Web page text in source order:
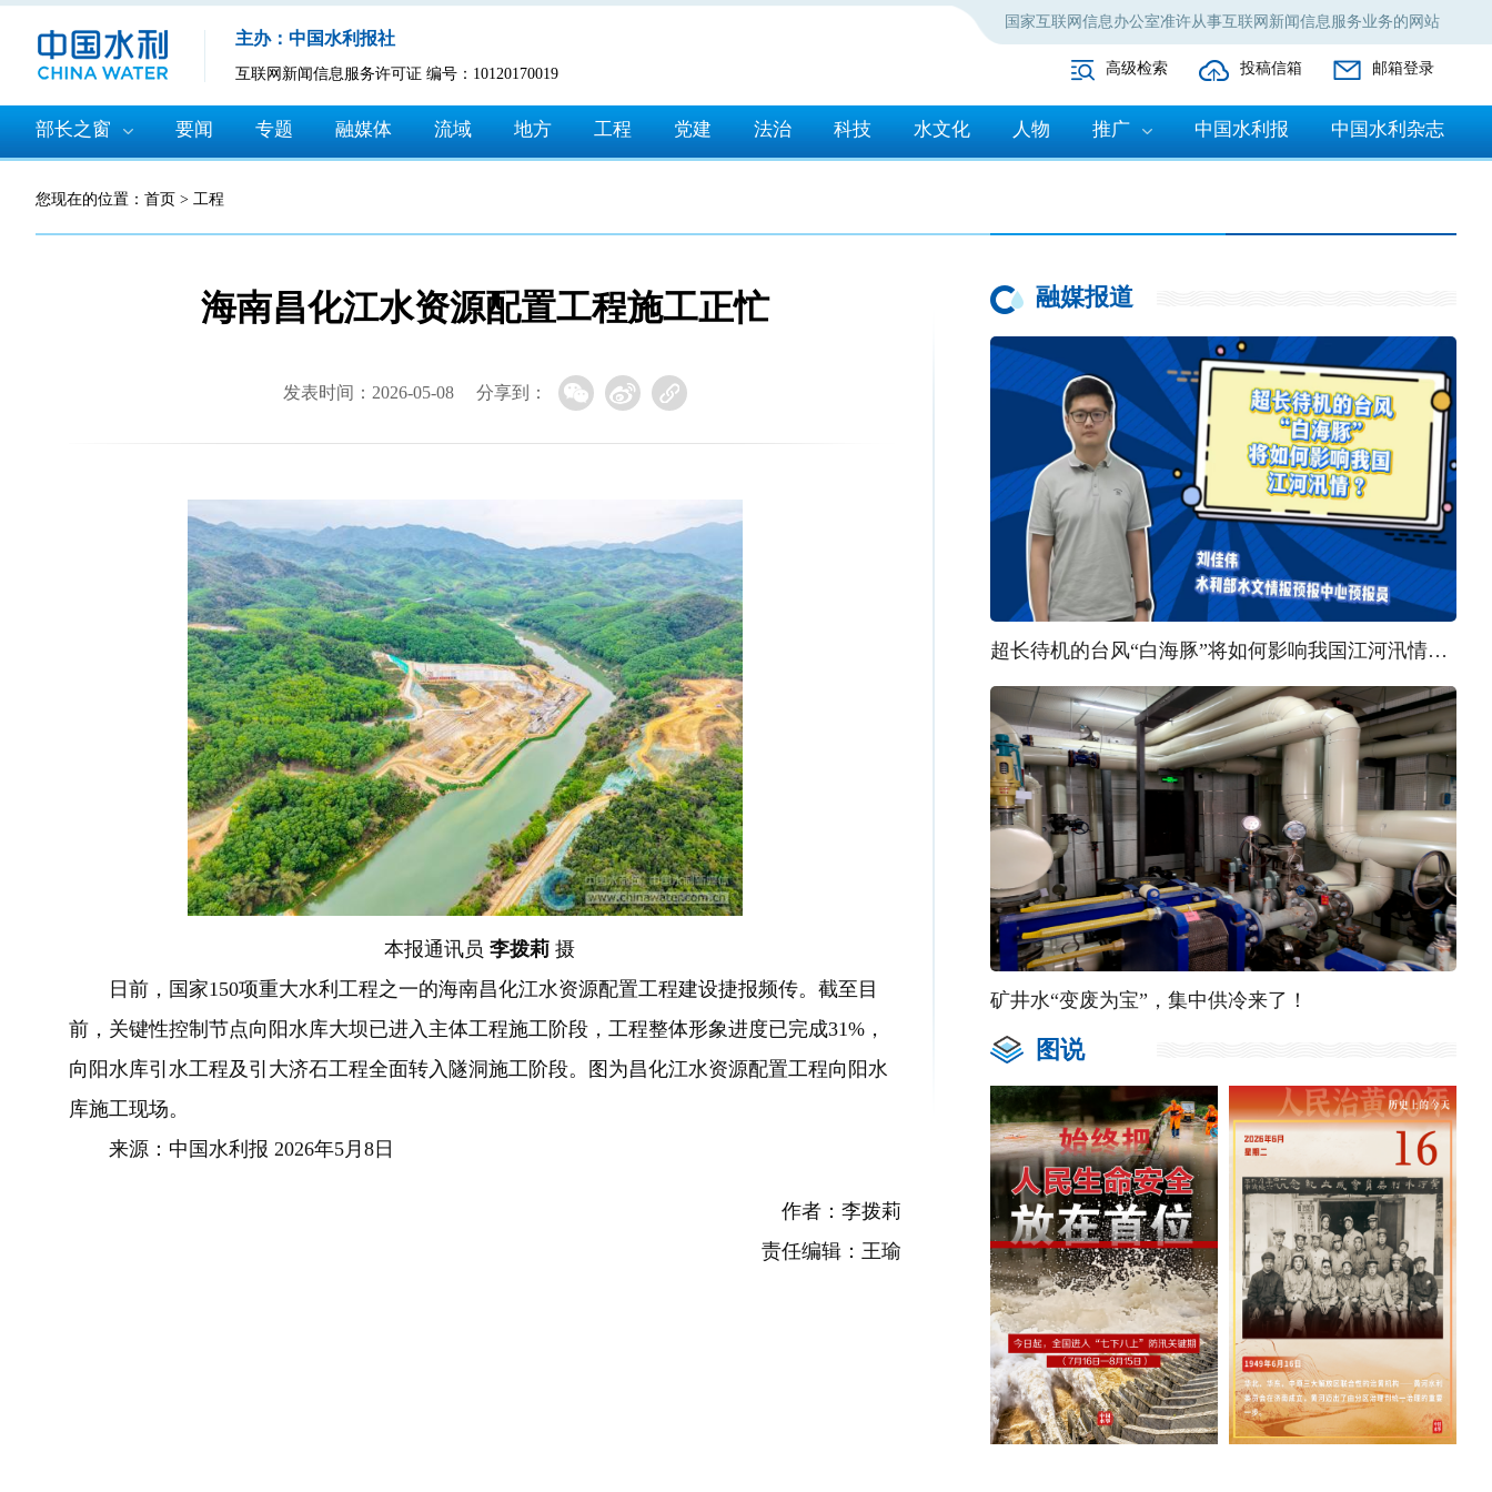
国家互联网信息办公室准许从事互联网新闻信息服务业务的网站
主办：中国水利报社
互联网新闻信息服务许可证 编号：10120170019 高级检索 投稿信箱 邮箱登录
部长之窗 要闻 专题 融媒体 流域 地方 工程 党建 法治 科技 水文化 人物 推广 中国水利报 中国水利杂志
您现在的位置： 首页 > 工程
海南昌化江水资源配置工程施工正忙
发表时间：2026-05-08 分享到：
本报通讯员 李拨莉 摄
日前，国家150项重大水利工程之一的海南昌化江水资源配置工程建设捷报频传。截至目
前，关键性控制节点向阳水库大坝已进入主体工程施工阶段，工程整体形象进度已完成31%，
向阳水库引水工程及引大济石工程全面转入隧洞施工阶段。图为昌化江水资源配置工程向阳水
库施工现场。
来源：中国水利报 2026年5月8日
作者：李拨莉
责任编辑：王瑜
融媒报道
超长待机的台风“白海豚”将如何影响我国江河汛情？ | 汛问水雨情
矿井水“变废为宝”，集中供冷来了！
图说